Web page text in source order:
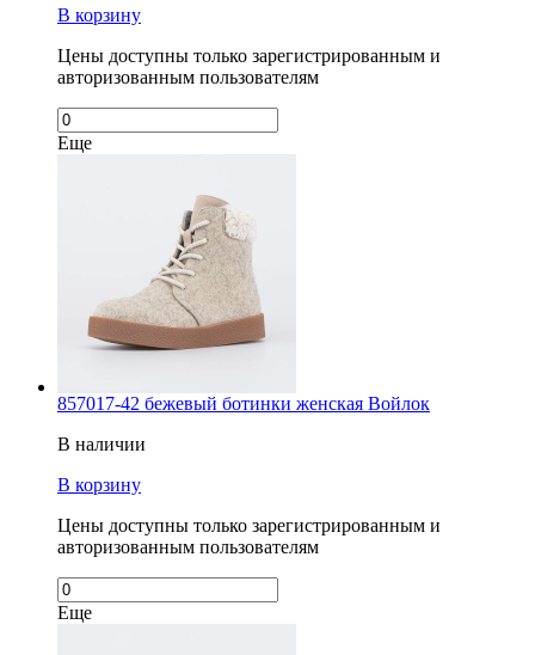
В корзину
Цены доступны только зарегистрированным и
авторизованным пользователям
Еще
857017-42 бежевый ботинки женская Войлок
В наличии
В корзину
Цены доступны только зарегистрированным и
авторизованным пользователям
Еще